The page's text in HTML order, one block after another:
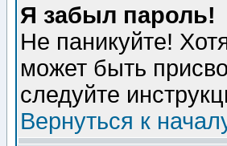
Я забыл пароль!
Не паникуйте!
может быть
следуйте
Вернуться к